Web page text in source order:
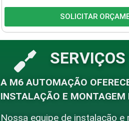
SOLICITAR
SERVIÇOS
A M6 AUTOMAÇÃO
INSTALAÇÃO E MONTAGEM
Nossa equipe de instalação